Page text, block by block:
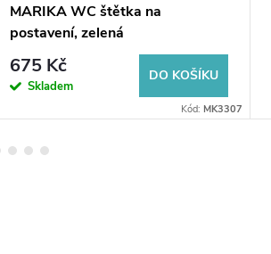
MARIKA WC štětka na
postavení, zelená
675 Kč
Skladem
DO KOŠÍKU
Kód: MK3307